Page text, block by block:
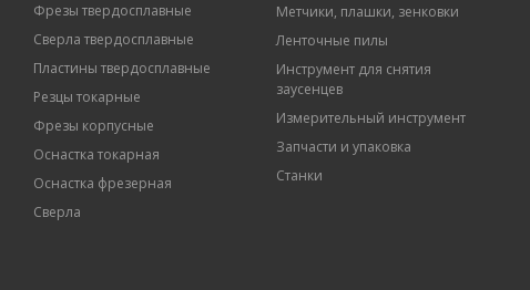
Фрезы твердосплавные
Сверла твердосплавные
Пластины твердосплавные
Резцы токарные
Фрезы корпусные
Оснастка токарная
Оснастка фрезерная
Сверла
Метчики, плашки, зенковки
Ленточные пилы
Инструмент для снятия
заусенцев
Измерительный инструмент
Запчасти и упаковка
Станки